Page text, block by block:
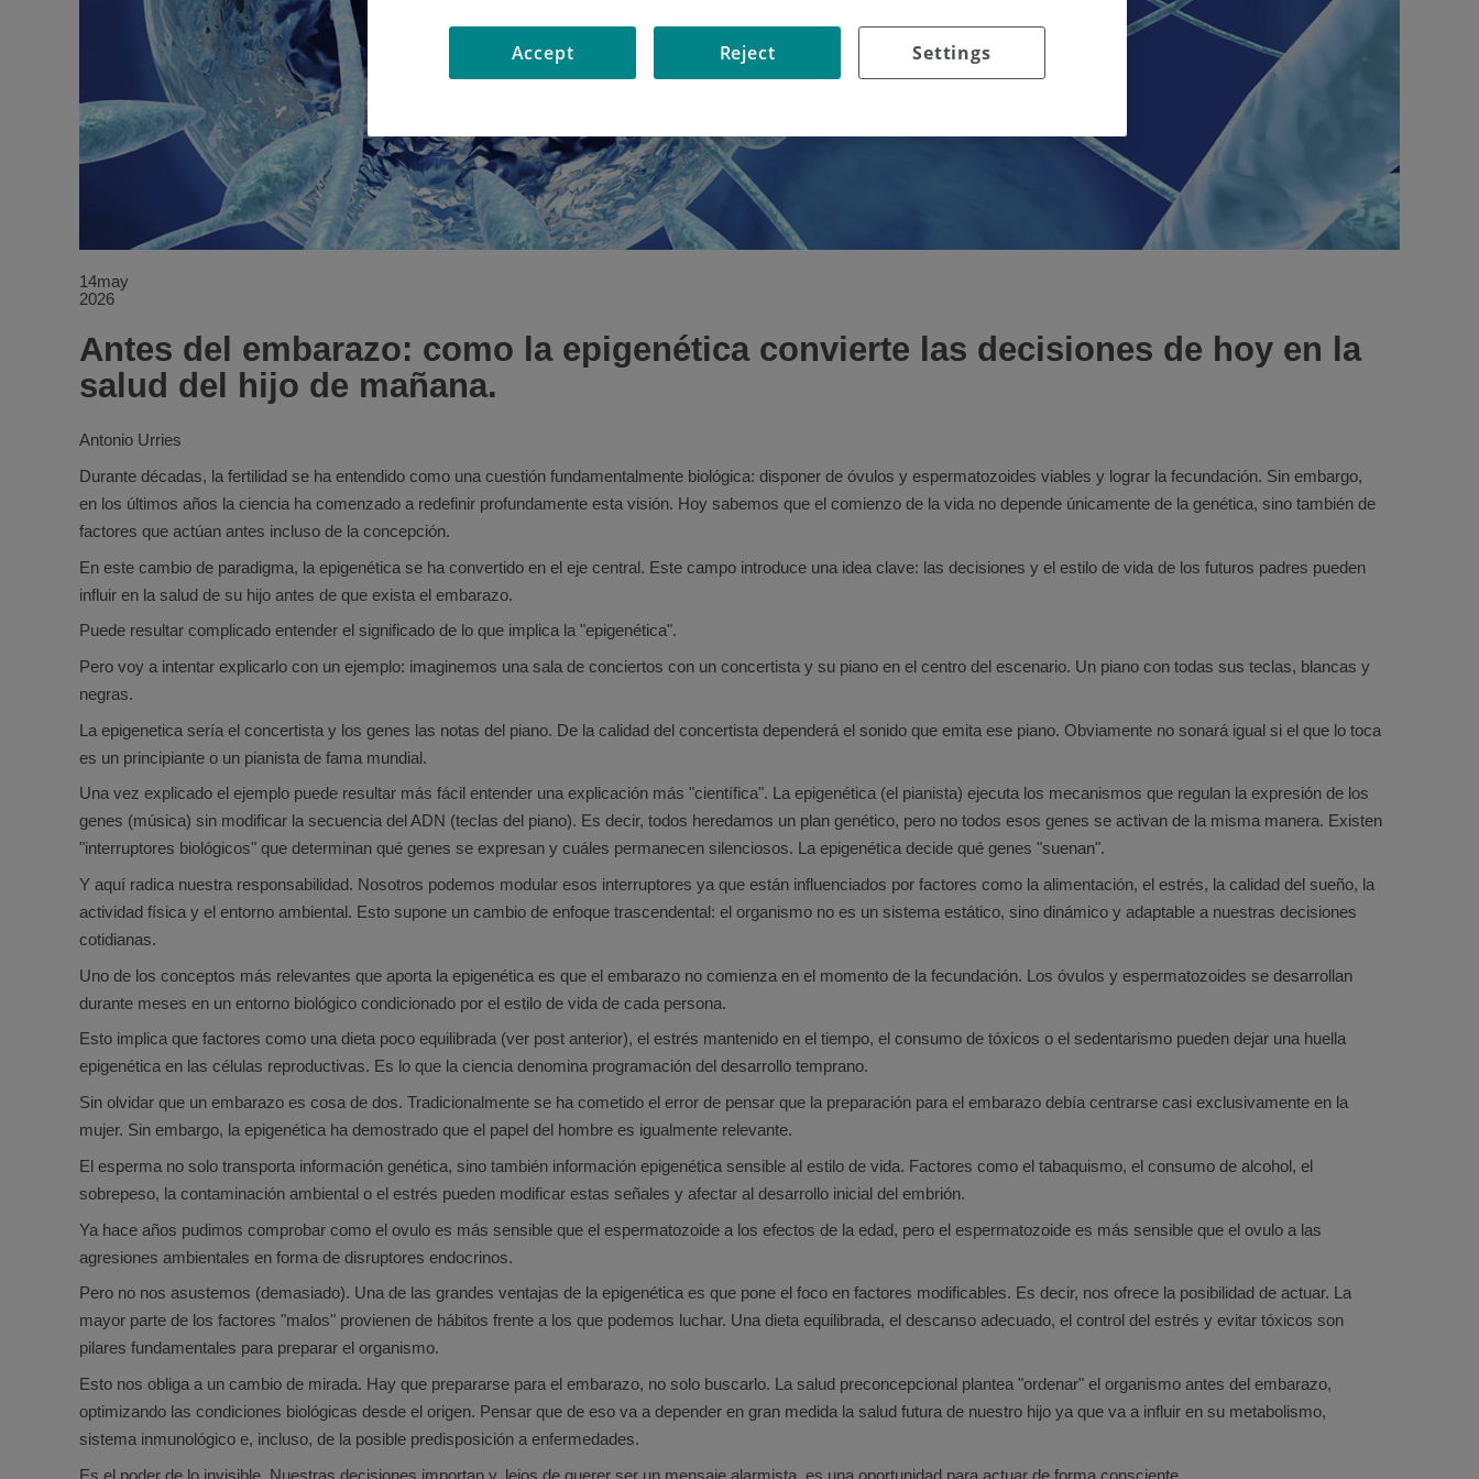
14may
2026
Antes del embarazo: como la epigenética convierte las decisiones de hoy en la
salud del hijo de mañana.
Antonio Urries
Durante décadas, la fertilidad se ha entendido como una cuestión fundamentalmente biológica: disponer de óvulos y espermatozoides viables y lograr la fecundación. Sin embargo,
en los últimos años la ciencia ha comenzado a redefinir profundamente esta visión. Hoy sabemos que el comienzo de la vida no depende únicamente de la genética, sino también de
factores que actúan antes incluso de la concepción.
En este cambio de paradigma, la epigenética se ha convertido en el eje central. Este campo introduce una idea clave: las decisiones y el estilo de vida de los futuros padres pueden
influir en la salud de su hijo antes de que exista el embarazo.
Puede resultar complicado entender el significado de lo que implica la "epigenética".
Pero voy a intentar explicarlo con un ejemplo: imaginemos una sala de conciertos con un concertista y su piano en el centro del escenario. Un piano con todas sus teclas, blancas y
negras.
La epigenetica sería el concertista y los genes las notas del piano. De la calidad del concertista dependerá el sonido que emita ese piano. Obviamente no sonará igual si el que lo toca
es un principiante o un pianista de fama mundial.
Una vez explicado el ejemplo puede resultar más fácil entender una explicación más "científica". La epigenética (el pianista) ejecuta los mecanismos que regulan la expresión de los
genes (música) sin modificar la secuencia del ADN (teclas del piano). Es decir, todos heredamos un plan genético, pero no todos esos genes se activan de la misma manera. Existen
"interruptores biológicos" que determinan qué genes se expresan y cuáles permanecen silenciosos. La epigenética decide qué genes "suenan".
Y aquí radica nuestra responsabilidad. Nosotros podemos modular esos interruptores ya que están influenciados por factores como la alimentación, el estrés, la calidad del sueño, la
actividad física y el entorno ambiental. Esto supone un cambio de enfoque trascendental: el organismo no es un sistema estático, sino dinámico y adaptable a nuestras decisiones
cotidianas.
Uno de los conceptos más relevantes que aporta la epigenética es que el embarazo no comienza en el momento de la fecundación. Los óvulos y espermatozoides se desarrollan
durante meses en un entorno biológico condicionado por el estilo de vida de cada persona.
Esto implica que factores como una dieta poco equilibrada (ver post anterior), el estrés mantenido en el tiempo, el consumo de tóxicos o el sedentarismo pueden dejar una huella
epigenética en las células reproductivas. Es lo que la ciencia denomina programación del desarrollo temprano.
Sin olvidar que un embarazo es cosa de dos. Tradicionalmente se ha cometido el error de pensar que la preparación para el embarazo debía centrarse casi exclusivamente en la
mujer. Sin embargo, la epigenética ha demostrado que el papel del hombre es igualmente relevante.
El esperma no solo transporta información genética, sino también información epigenética sensible al estilo de vida. Factores como el tabaquismo, el consumo de alcohol, el
sobrepeso, la contaminación ambiental o el estrés pueden modificar estas señales y afectar al desarrollo inicial del embrión.
Ya hace años pudimos comprobar como el ovulo es más sensible que el espermatozoide a los efectos de la edad, pero el espermatozoide es más sensible que el ovulo a las
agresiones ambientales en forma de disruptores endocrinos.
Pero no nos asustemos (demasiado). Una de las grandes ventajas de la epigenética es que pone el foco en factores modificables. Es decir, nos ofrece la posibilidad de actuar. La
mayor parte de los factores "malos" provienen de hábitos frente a los que podemos luchar. Una dieta equilibrada, el descanso adecuado, el control del estrés y evitar tóxicos son
pilares fundamentales para preparar el organismo.
Esto nos obliga a un cambio de mirada. Hay que prepararse para el embarazo, no solo buscarlo. La salud preconcepcional plantea "ordenar" el organismo antes del embarazo,
optimizando las condiciones biológicas desde el origen. Pensar que de eso va a depender en gran medida la salud futura de nuestro hijo ya que va a influir en su metabolismo,
sistema inmunológico e, incluso, de la posible predisposición a enfermedades.
Es el poder de lo invisible. Nuestras decisiones importan y, lejos de querer ser un mensaje alarmista, es una oportunidad para actuar de forma consciente.
Settings
Reject
Accept